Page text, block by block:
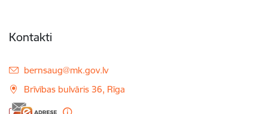
Kontakti
E-pasts:
bernsaug@mk.gov.lv
Brīvības bulvāris 36, Rīga